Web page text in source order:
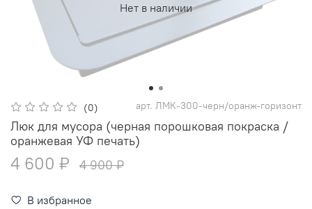
Нет в наличии
(0) арт. ЛМК-300-черн/оранж-горизонт
Люк для мусора (черная порошковая покраска /
оранжевая УФ печать)
4 600 ₽ 4 900 ₽
В избранное